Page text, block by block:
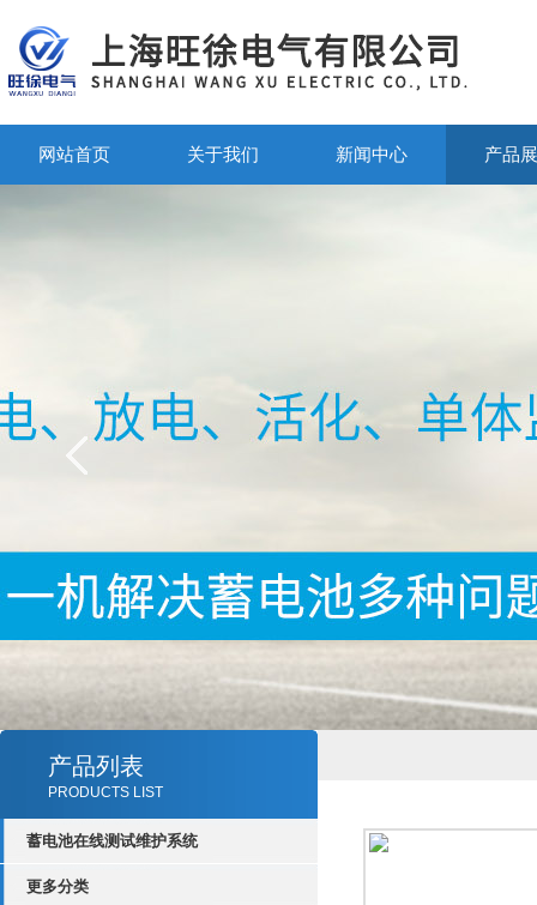
网站首页 关于我们 新闻中心 产品
产品列表
PRODUCTS LIST
蓄电池在线测试维护系统
更多分类